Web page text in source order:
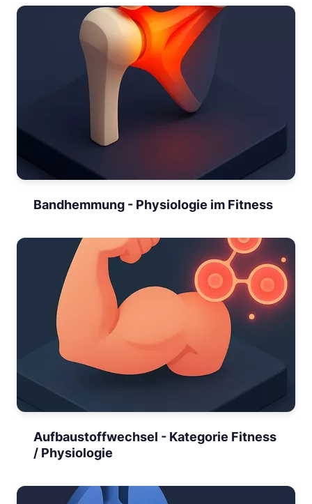
Bandhemmung - Physiologie im Fitness
Aufbaustoffwechsel - Kategorie Fitness
/ Physiologie